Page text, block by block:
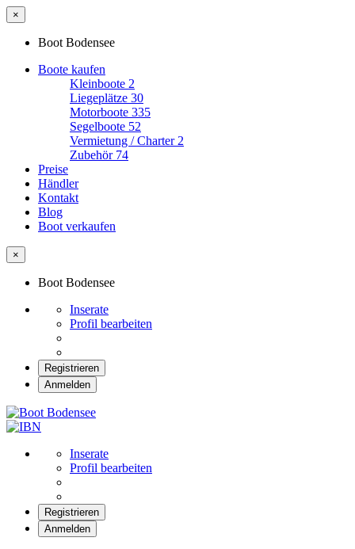
×
Boot Bodensee
Boote kaufen
Kleinboote 2
Liegeplätze 30
Motorboote 335
Segelboote 52
Vermietung / Charter 2
Zubehör 74
Preise
Händler
Kontakt
Blog
Boot verkaufen
×
Boot Bodensee
Inserate
Profil bearbeiten
Registrieren
Anmelden
Inserate
Profil bearbeiten
Registrieren
Anmelden